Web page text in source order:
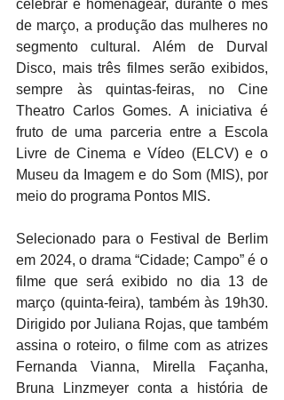
celebrar e homenagear, durante o mês
de março, a produção das mulheres no
segmento cultural. Além de Durval
Disco, mais três filmes serão exibidos,
sempre às quintas-feiras, no Cine
Theatro Carlos Gomes. A iniciativa é
fruto de uma parceria entre a Escola
Livre de Cinema e Vídeo (ELCV) e o
Museu da Imagem e do Som (MIS), por
meio do programa Pontos MIS.
Selecionado para o Festival de Berlim
em 2024, o drama “Cidade; Campo” é o
filme que será exibido no dia 13 de
março (quinta-feira), também às 19h30.
Dirigido por Juliana Rojas, que também
assina o roteiro, o filme com as atrizes
Fernanda Vianna, Mirella Façanha,
Bruna Linzmeyer conta a história de